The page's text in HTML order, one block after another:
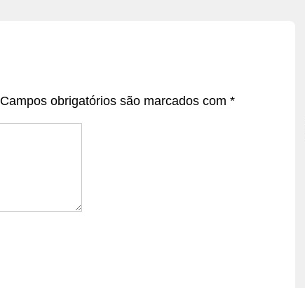
Campos obrigatórios são marcados com *